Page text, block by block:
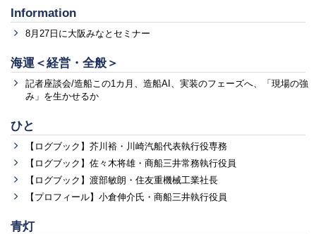
Information
8月27日に大阪みなとセミナー
海運＜経営・全般＞
記者座談会/造船この1カ月、造船AI、実装のフェーズへ、「現場の強
み」を生かせるか
ひと
【ログブック】芥川裕・川崎汽船代表執行役専務
【ログブック】佐々木将雄・商船三井常務執行役員
【ログブック】渡部敏朗・住友重機械工業社長
【プロフィール】小倉伸介氏・商船三井執行役員
青灯